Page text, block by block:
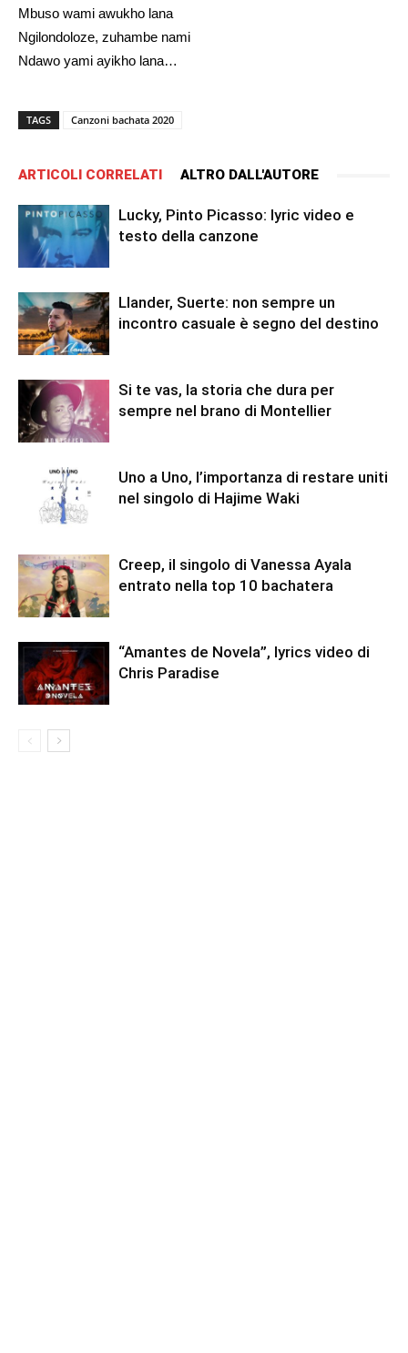
Mbuso wami awukho lana
Ngilondoloze, zuhambe nami
Ndawo yami ayikho lana…
TAGS Canzoni bachata 2020
ARTICOLI CORRELATI ALTRO DALL'AUTORE
Lucky, Pinto Picasso: lyric video e
testo della canzone
Llander, Suerte: non sempre un
incontro casuale è segno del destino
Si te vas, la storia che dura per
sempre nel brano di Montellier
Uno a Uno, l’importanza di restare uniti
nel singolo di Hajime Waki
Creep, il singolo di Vanessa Ayala
entrato nella top 10 bachatera
“Amantes de Novela”, lyrics video di
Chris Paradise